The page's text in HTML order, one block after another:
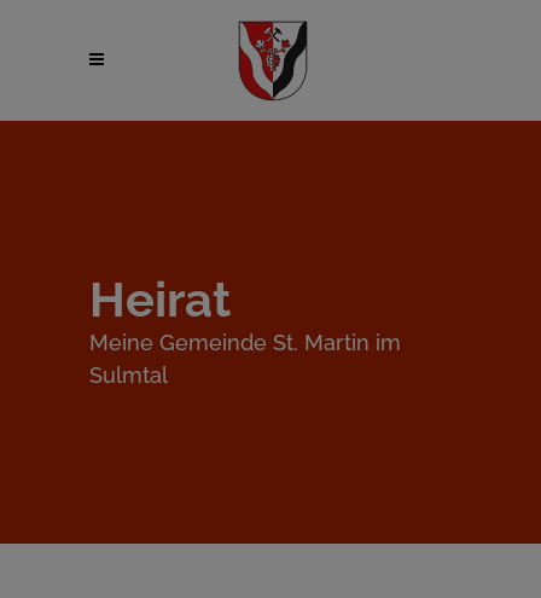
Heirat
Meine Gemeinde St. Martin im
Sulmtal